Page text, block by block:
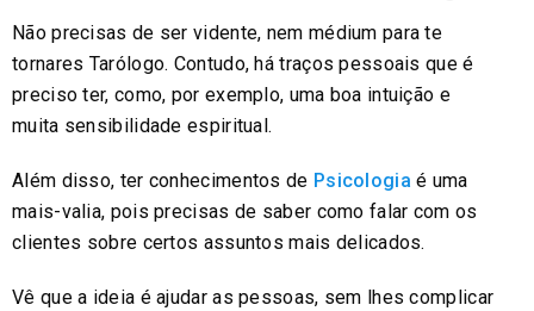
Não precisas de ser vidente, nem médium para te
tornares Tarólogo. Contudo, há traços pessoais que é
preciso ter, como, por exemplo, uma boa intuição e
muita sensibilidade espiritual.
Além disso, ter conhecimentos de Psicologia é uma
mais-valia, pois precisas de saber como falar com os
clientes sobre certos assuntos mais delicados.
Vê que a ideia é ajudar as pessoas, sem lhes complicar